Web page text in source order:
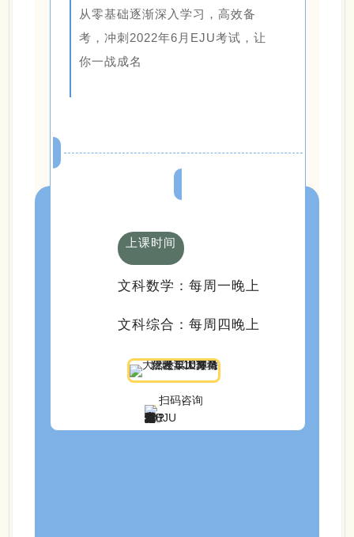
从零基础逐渐深入学习，高效备
考，冲刺2022年6月EJU考试，让
你一战成名
上课时间
文科数学：每周一晚上
文科综合：每周四晚上
扫码咨询